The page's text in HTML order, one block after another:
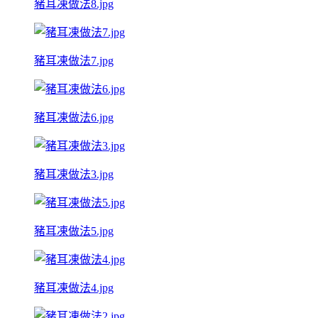
豬耳凍做法8.jpg
豬耳凍做法7.jpg
豬耳凍做法6.jpg
豬耳凍做法3.jpg
豬耳凍做法5.jpg
豬耳凍做法4.jpg